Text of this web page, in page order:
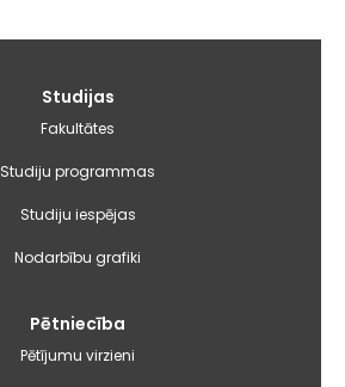
Studijas
Fakultātes
Studiju programmas
Studiju iespējas
Nodarbību grafiki
Pētniecība
Pētījumu virzieni